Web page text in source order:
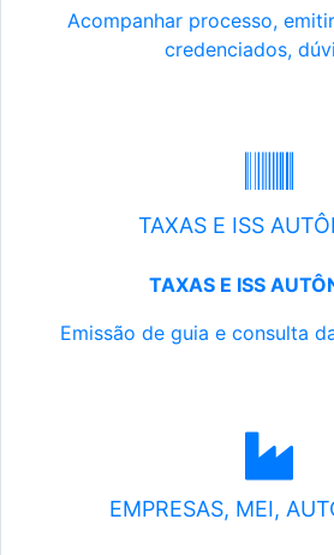
Acompanhar processo,
credenciados,
TAXAS E ISS
TAXAS E ISS
Emissão de guia e consulta
EMPRESAS, MEI,